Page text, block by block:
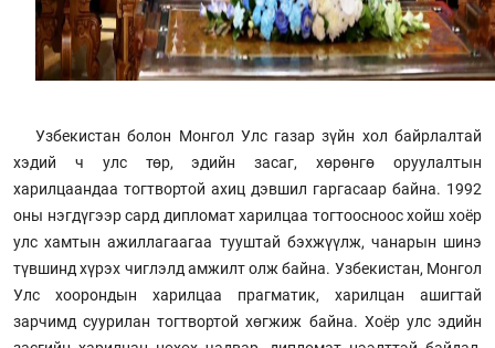
Узбекистан болон Монгол Улс газар зүйн хол байрлалтай
хэдий ч улс төр, эдийн засаг, хөрөнгө оруулалтын
харилцаандаа тогтвортой ахиц дэвшил гаргасаар байна. 1992
оны нэгдүгээр сард дипломат харилцаа тогтоосноос хойш хоёр
улс хамтын ажиллагаагаа тууштай бэхжүүлж, чанарын шинэ
түвшинд хүрэх чиглэлд амжилт олж байна. Узбекистан, Монгол
Улс хоорондын харилцаа прагматик, харилцан ашигтай
зарчимд суурилан тогтвортой хөгжиж байна. Хоёр улс эдийн